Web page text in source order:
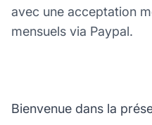
avec une acceptation
mensuels via Paypal.
Bienvenue dans la